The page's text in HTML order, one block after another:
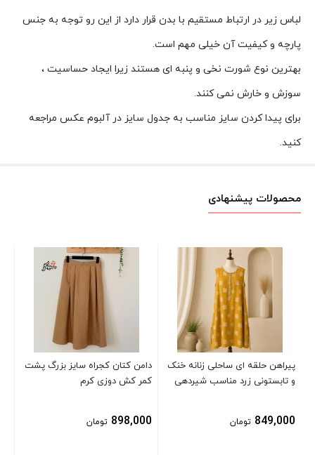
لباس زیر در ارتباط مستقیم با بدن قرار دارد از این رو توجه به جنس
پارچه و کیفیت آن خیلی مهم است.
بهترین نوع شورت نخی و پنبه ای هستند زیرا ایجاد حساسیت ،
سوزش و خارش نمی کنند.
برای پیدا کردن سایز مناسب به جدول سایز در آلبوم عکس مراجعه
کنید.
محصولات پیشنهادی
پیراهن حلقه ای ساحلی زنانه خنک
و تابستونی زرد مناسب شیردهی
849,000 تومان
دامن کتان کجراه سایز بزرگ پشت
کمر کش دوزی کرم
898,000 تومان